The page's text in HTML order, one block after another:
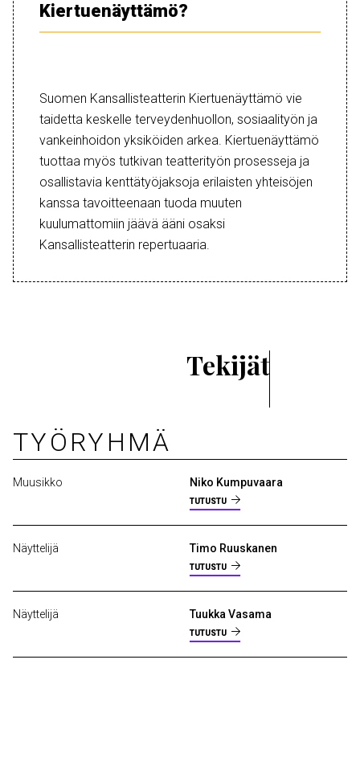
Kiertuenäyttämö?
Suomen Kansallisteatterin Kiertuenäyttämö vie
taidetta keskelle terveydenhuollon, sosiaalityön ja
vankeinhoidon yksiköiden arkea. Kiertuenäyttämö
tuottaa myös tutkivan teatterityön prosesseja ja
osallistavia kenttätyöjaksoja erilaisten yhteisöjen
kanssa tavoitteenaan tuoda muuten
kuulumattomiin jäävä ääni osaksi
Kansallisteatterin repertuaaria.
Tekijät
TYÖRYHMÄ
Muusikko Niko Kumpuvaara
TUTUSTU
Näyttelijä Timo Ruuskanen
TUTUSTU
Näyttelijä Tuukka Vasama
TUTUSTU